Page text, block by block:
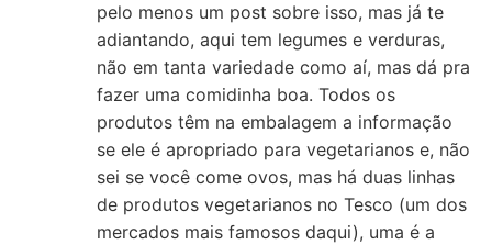
pelo menos um post sobre isso, mas já te
adiantando, aqui tem legumes e verduras,
não em tanta variedade como aí, mas dá pra
fazer uma comidinha boa. Todos os
produtos têm na embalagem a informação
se ele é apropriado para vegetarianos e, não
sei se você come ovos, mas há duas linhas
de produtos vegetarianos no Tesco (um dos
mercados mais famosos daqui), uma é a